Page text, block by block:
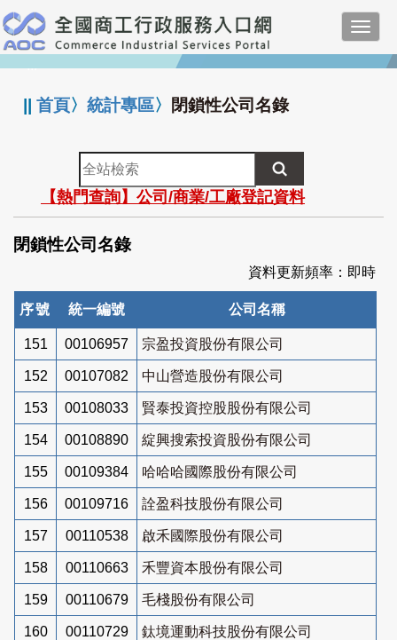
跳
到
主
要
:::
||首頁〉統計專區〉 閉鎖性公司名錄
全
站
檢
索
【熱門查詢】公司/商業/工廠登記資料
閉鎖性公司名錄
資料更新頻率：即時
序號 統一編號 公司名稱
151 00106957 宗盈投資股份有限公司
152 00107082 中山營造股份有限公司
153 00108033 賢泰投資控股股份有限公司
154 00108890 綻興搜索投資股份有限公司
155 00109384 哈哈哈國際股份有限公司
156 00109716 詮盈科技股份有限公司
157 00110538 啟禾國際股份有限公司
158 00110663 禾豐資本股份有限公司
159 00110679 毛棧股份有限公司
160 00110729 鈦境運動科技股份有限公司